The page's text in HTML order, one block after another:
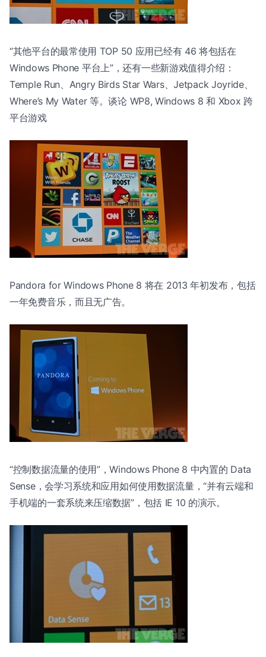
“其他平台的最常使用 TOP 50 应用已经有 46 将包括在
Windows Phone 平台上”，还有一些新游戏值得介绍：
Temple Run、Angry Birds Star Wars、Jetpack Joyride、
Where’s My Water 等。谈论 WP8, Windows 8 和 Xbox 跨
平台游戏
Pandora for Windows Phone 8 将在 2013 年初发布，包括
一年免费音乐，而且无广告。
“控制数据流量的使用”，Windows Phone 8 中内置的 Data
Sense，会学习系统和应用如何使用数据流量，“并有云端和
手机端的一套系统来压缩数据”，包括 IE 10 的演示。